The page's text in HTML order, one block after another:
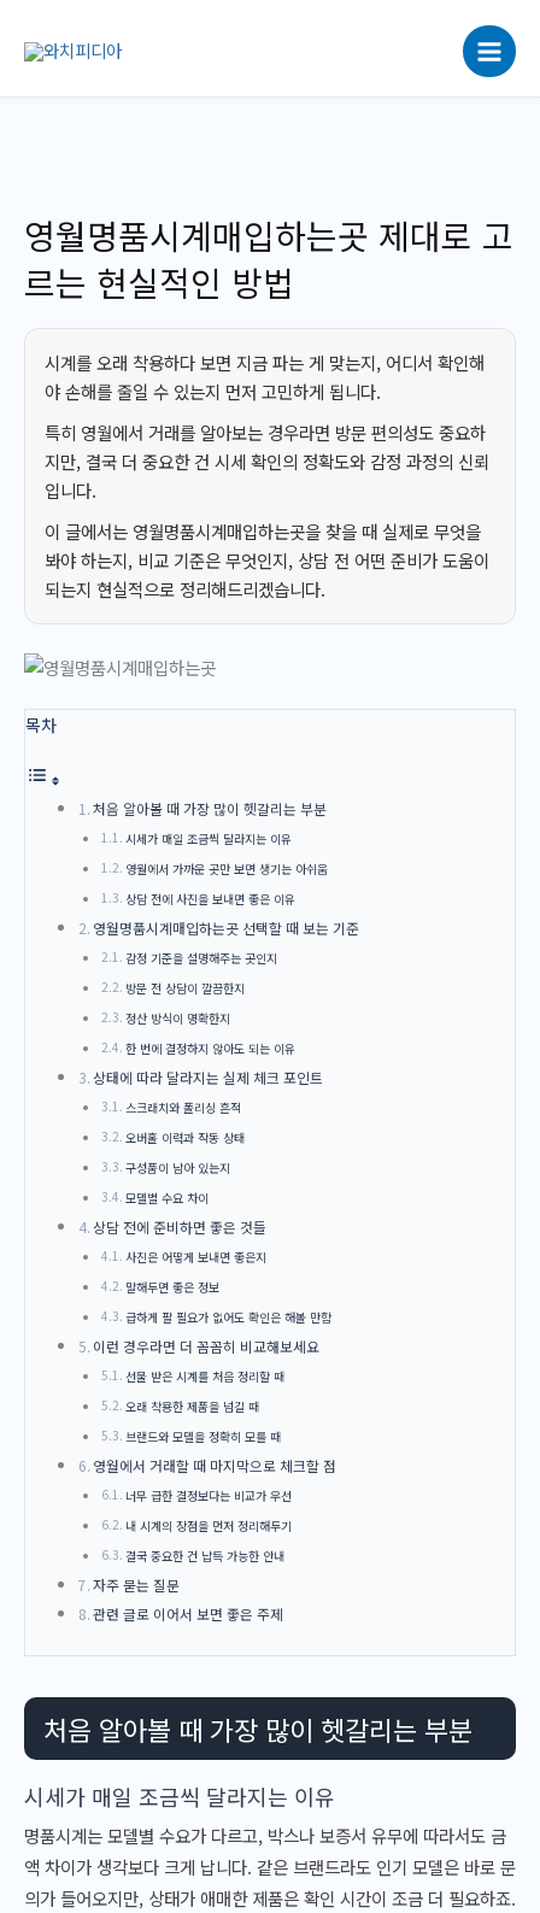
로
영월명품시계매입하는곳 제대로 고
르는 현실적인 방법
시계를 오래 착용하다 보면 지금 파는 게 맞는지, 어디서 확인해
야 손해를 줄일 수 있는지 먼저 고민하게 됩니다.
특히 영월에서 거래를 알아보는 경우라면 방문 편의성도 중요하
지만, 결국 더 중요한 건 시세 확인의 정확도와 감정 과정의 신뢰
입니다.
이 글에서는 영월명품시계매입하는곳을 찾을 때 실제로 무엇을
봐야 하는지, 비교 기준은 무엇인지, 상담 전 어떤 준비가 도움이
되는지 현실적으로 정리해드리겠습니다.
목차
처음 알아볼 때 가장 많이 헷갈리는 부분
시세가 매일 조금씩 달라지는 이유
영월에서 가까운 곳만 보면 생기는 아쉬움
상담 전에 사진을 보내면 좋은 이유
영월명품시계매입하는곳 선택할 때 보는 기준
감정 기준을 설명해주는 곳인지
방문 전 상담이 깔끔한지
정산 방식이 명확한지
한 번에 결정하지 않아도 되는 이유
상태에 따라 달라지는 실제 체크 포인트
스크래치와 폴리싱 흔적
오버홀 이력과 작동 상태
구성품이 남아 있는지
모델별 수요 차이
상담 전에 준비하면 좋은 것들
사진은 어떻게 보내면 좋은지
말해두면 좋은 정보
급하게 팔 필요가 없어도 확인은 해볼 만함
이런 경우라면 더 꼼꼼히 비교해보세요
선물 받은 시계를 처음 정리할 때
오래 착용한 제품을 넘길 때
브랜드와 모델을 정확히 모를 때
영월에서 거래할 때 마지막으로 체크할 점
너무 급한 결정보다는 비교가 우선
내 시계의 장점을 먼저 정리해두기
결국 중요한 건 납득 가능한 안내
자주 묻는 질문
관련 글로 이어서 보면 좋은 주제
처음 알아볼 때 가장 많이 헷갈리는 부분
시세가 매일 조금씩 달라지는 이유
명품시계는 모델별 수요가 다르고, 박스나 보증서 유무에 따라서도 금
액 차이가 생각보다 크게 납니다. 같은 브랜드라도 인기 모델은 바로 문
의가 들어오지만, 상태가 애매한 제품은 확인 시간이 조금 더 필요하죠.